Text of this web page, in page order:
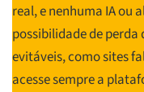
real, e nenhuma IA ou
possibilidade de perda
evitáveis, como sites
acesse sempre a